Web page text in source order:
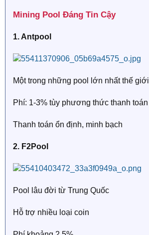
Mining Pool Đáng Tin Cậy​
1. Antpool
Một trong những pool lớn nhất thế giới
Phí: 1-3% tùy phương thức thanh toán
Thanh toán ổn định, minh bạch
2. F2Pool
Pool lâu đời từ Trung Quốc
Hỗ trợ nhiều loại coin